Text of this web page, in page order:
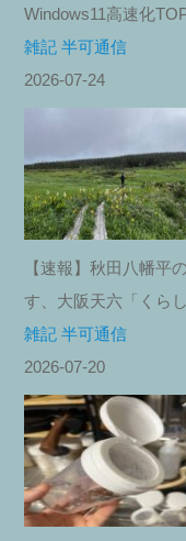
Windows11高速化
雑記 半可通信
2026-07-24
【速報】秋田八幡平
す、大阪天六「くら
雑記 半可通信
2026-07-20